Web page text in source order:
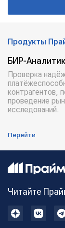
Продукты
БИР-Аналитик
Проверка
контрагентов,
проведение
исследований.
Перейти
Читайте